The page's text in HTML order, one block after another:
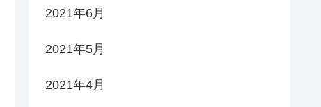
2021年6月
2021年5月
2021年4月